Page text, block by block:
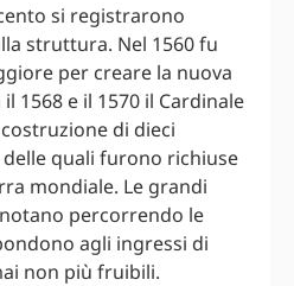
si registrarono
struttura. Nel 1560 fu
per creare la nuova
1568 e il 1570 il Cardinale
di dieci
quali furono richiuse
mondiale. Le grandi
percorrendo le
agli ingressi di
non più fruibili.